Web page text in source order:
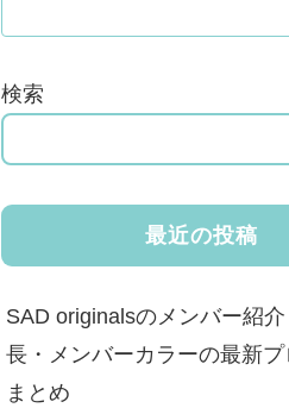
検索
最近の投稿
SAD originalsのメンバー紹
長・メンバーカラーの最新
まとめ